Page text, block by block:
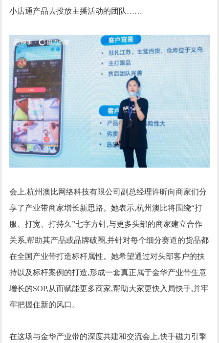
小店通产品去投放主播活动的团队……
会上,杭州澳比网络科技有限公司副总经理许昕向商家们分
享了产业带商家增长新思路。她表示,杭州澳比将围绕“打
服、打宽、打持久”七字方针,与更多头部的商家建立合作
关系,帮助其产品或品牌破圈,并针对每个细分赛道的货品都
在全国产业带打造标杆属性。她希望通过对头部客户的扶
持以及标杆案例的打造,形成一套真正属于金华产业带生意
增长的SOP,从而赋能更多商家,帮助大家更快入局快手,并牢
牢把握住新的风口。
在这场与金华产业带的深度共建和交流会上,快手磁力引擎